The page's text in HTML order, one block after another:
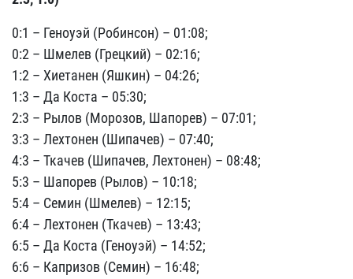
0:1 – Геноуэй (Робинсон) – 01:08;
0:2 – Шмелев (Грецкий) – 02:16;
1:2 – Хиетанен (Яшкин) – 04:26;
1:3 – Да Коста – 05:30;
2:3 – Рылов (Морозов, Шапорев) – 07:01;
3:3 – Лехтонен (Шипачев) – 07:40;
4:3 – Ткачев (Шипачев, Лехтонен) – 08:48;
5:3 – Шапорев (Рылов) – 10:18;
5:4 – Семин (Шмелев) – 12:15;
6:4 – Лехтонен (Ткачев) – 13:43;
6:5 – Да Коста (Геноуэй) – 14:52;
6:6 – Капризов (Семин) – 16:48;